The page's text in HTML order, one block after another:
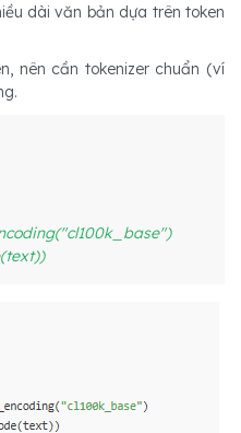
dài văn bản dựa trên token
nên cần tokenizer chuẩn (ví